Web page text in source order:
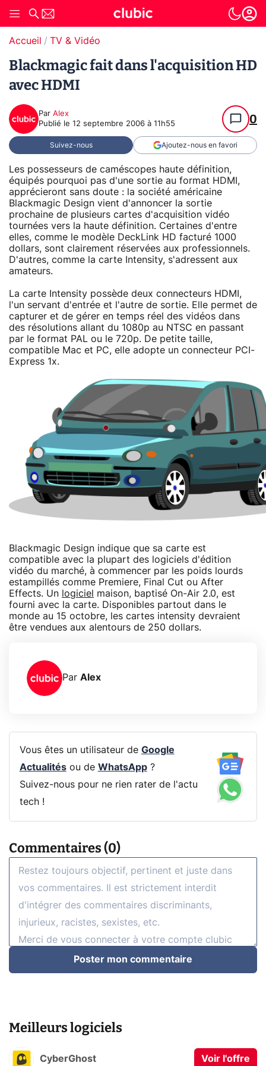
Accueil TV & Vidéo
Blackmagic fait dans l'acquisition HD
avec HDMI
Par Alex
Publié le 12 septembre 2006 à 11h55 0
Suivez-nous Ajoutez-nous en favori
Les possesseurs de caméscopes haute définition,
équipés pourquoi pas d'une sortie au format HDMI,
apprécieront sans doute : la société américaine
Blackmagic Design vient d'annoncer la sortie
prochaine de plusieurs cartes d'acquisition vidéo
tournées vers la haute définition. Certaines d'entre
elles, comme le modèle DeckLink HD facturé 1000
dollars, sont clairement réservées aux professionnels.
D'autres, comme la carte Intensity, s'adressent aux
amateurs.
La carte Intensity possède deux connecteurs HDMI,
l'un servant d'entrée et l'autre de sortie. Elle permet de
capturer et de gérer en temps réel des vidéos dans
des résolutions allant du 1080p au NTSC en passant
par le format PAL ou le 720p. De petite taille,
compatible Mac et PC, elle adopte un connecteur PCI-
Express 1x.
Blackmagic Design indique que sa carte est
compatible avec la plupart des logiciels d'édition
vidéo du marché, à commencer par les poids lourds
estampillés comme Premiere, Final Cut ou After
Effects. Un logiciel
maison, baptisé On-Air 2.0, est
fourni avec la carte. Disponibles partout dans le
monde au 15 octobre, les cartes intensity devraient
être vendues aux alentours de 250 dollars.
Par Alex
Vous êtes un utilisateur de Google
Actualitésou de WhatsApp?
Suivez-nous pour ne rien rater de l'actu
tech !
Commentaires (0)
Poster mon commentaire
Meilleurs logiciels
CyberGhost Voir l'offre